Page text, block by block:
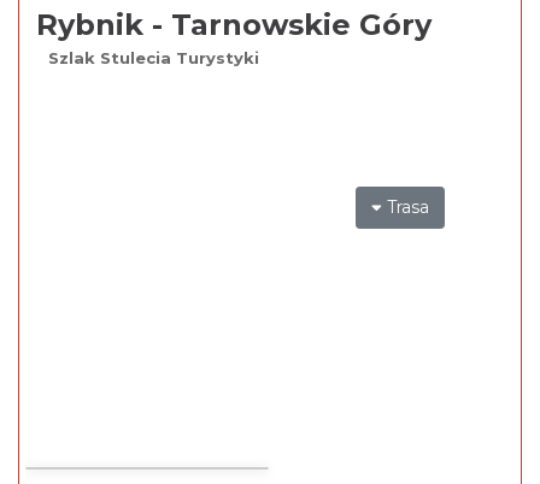
Rybnik - Tarnowskie Góry
Szlak Stulecia Turystyki
Trasa